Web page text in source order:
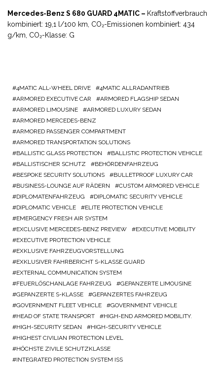
Mercedes-Benz S 680 GUARD 4MATIC – Kraftstoffverbrauch
kombiniert: 19,1 l/100 km, CO₂-Emissionen kombiniert: 434
g/km, CO₂-Klasse: G
4MATIC ALL-WHEEL DRIVE
4MATIC ALLRADANTRIEB
ARMORED EXECUTIVE CAR
ARMORED FLAGSHIP SEDAN
ARMORED LIMOUSINE
ARMORED LUXURY SEDAN
ARMORED MERCEDES-BENZ
ARMORED PASSENGER COMPARTMENT
ARMORED TRANSPORTATION SOLUTIONS
BALLISTIC GLASS PROTECTION
BALLISTIC PROTECTION VEHICLE
BALLISTISCHER SCHUTZ
BEHÖRDENFAHRZEUG
BESPOKE SECURITY SOLUTIONS
BULLETPROOF LUXURY CAR
BUSINESS-LOUNGE AUF RÄDERN
CUSTOM ARMORED VEHICLE
DIPLOMATENFAHRZEUG
DIPLOMATIC SECURITY VEHICLE
DIPLOMATIC VEHICLE
ELITE PROTECTION VEHICLE
EMERGENCY FRESH AIR SYSTEM
EXCLUSIVE MERCEDES-BENZ PREVIEW
EXECUTIVE MOBILITY
EXECUTIVE PROTECTION VEHICLE
EXKLUSIVE FAHRZEUGVORSTELLUNG
EXKLUSIVER FAHRBERICHT S-KLASSE GUARD
EXTERNAL COMMUNICATION SYSTEM
FEUERLÖSCHANLAGE FAHRZEUG
GEPANZERTE LIMOUSINE
GEPANZERTE S-KLASSE
GEPANZERTES FAHRZEUG
GOVERNMENT FLEET VEHICLE
GOVERNMENT VEHICLE
HEAD OF STATE TRANSPORT
HIGH-END ARMORED MOBILITY.
HIGH-SECURITY SEDAN
HIGH-SECURITY VEHICLE
HIGHEST CIVILIAN PROTECTION LEVEL
HÖCHSTE ZIVILE SCHUTZKLASSE
INTEGRATED PROTECTION SYSTEM ISS